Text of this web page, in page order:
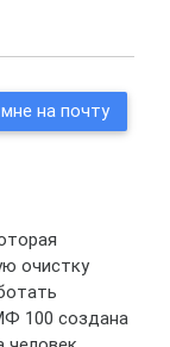
на почту
очистку
100 создана